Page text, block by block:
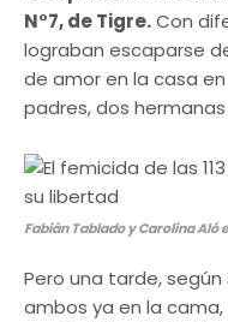
N°7, de Tigre.Con
lograban escaparse
de amor en la casa
padres, dos
Fabián Tablado y Carolina
Pero una tarde,
ambos ya en la